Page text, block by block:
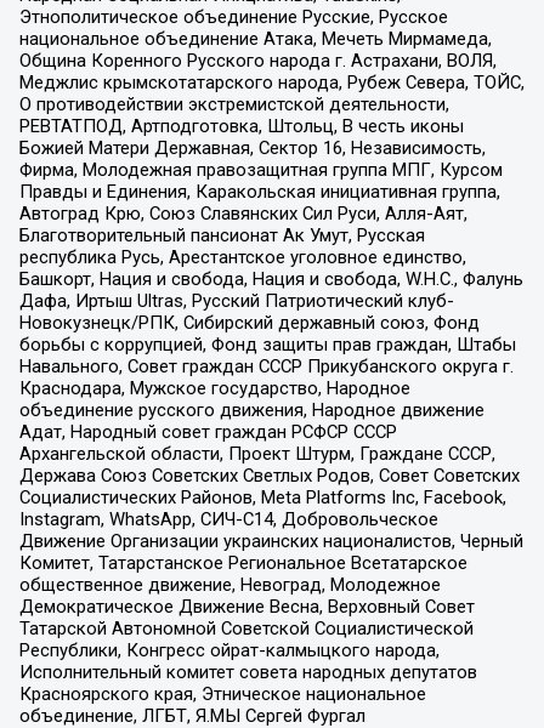
Этнополитическое объединение Русские, Русское
национальное объединение Атака, Мечеть Мирмамеда,
Община Коренного Русского народа г. Астрахани, ВОЛЯ,
Меджлис крымскотатарского народа, Рубеж Севера, ТОЙС,
О противодействии экстремистской деятельности,
РЕВТАТПОД, Артподготовка, Штольц, В честь иконы
Божией Матери Державная, Сектор 16, Независимость,
Фирма, Молодежная правозащитная группа МПГ, Курсом
Правды и Единения, Каракольская инициативная группа,
Автоград Крю, Союз Славянских Сил Руси, Алля-Аят,
Благотворительный пансионат Ак Умут, Русская
республика Русь, Арестантское уголовное единство,
Башкорт, Нация и свобода, Нация и свобода, W.H.С., Фалунь
Дафа, Иртыш Ultras, Русский Патриотический клуб-
Новокузнецк/РПК, Сибирский державный союз, Фонд
борьбы с коррупцией, Фонд защиты прав граждан, Штабы
Навального, Совет граждан СССР Прикубанского округа г.
Краснодара, Мужское государство, Народное
объединение русского движения, Народное движение
Адат, Народный совет граждан РСФСР СССР
Архангельской области, Проект Штурм, Граждане СССР,
Держава Союз Советских Светлых Родов, Совет Советских
Социалистических Районов, Meta Platforms Inc, Facebook,
Instagram, WhatsApp, СИЧ-С14, Добровольческое
Движение Организации украинских националистов, Черный
Комитет, Татарстанское Региональное Всетатарское
общественное движение, Невоград, Молодежное
Демократическое Движение Весна, Верховный Совет
Татарской Автономной Советской Социалистической
Республики, Конгресс ойрат-калмыцкого народа,
Исполнительный комитет совета народных депутатов
Красноярского края, Этническое национальное
объединение, ЛГБТ, Я.МЫ Сергей Фургал